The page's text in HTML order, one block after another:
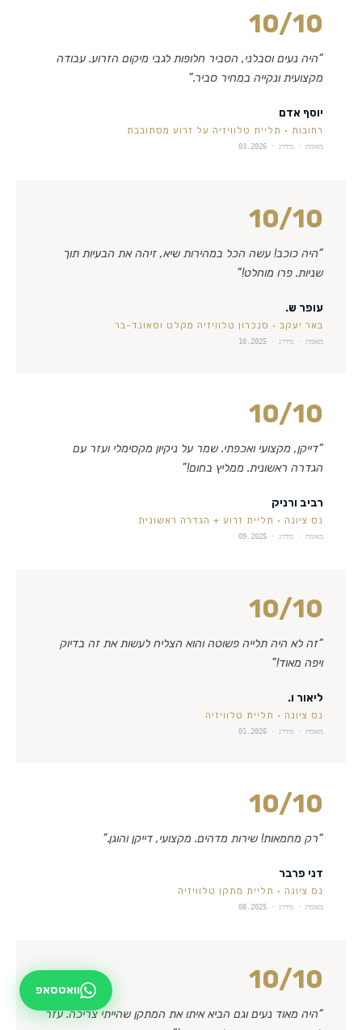
10/10
“היה נעים וסבלני, הסביר חלופות לגבי מיקום הזרוע. עבודה
מקצועית ונקייה במחיר סביר.”
יוסף אדם
רחובות · תליית טלוויזיה על זרוע מסתובבת
מאומת · מידרג · 03.2026
10/10
“היה כוכב! עשה הכל במהירות שיא, זיהה את הבעיות תוך
שניות. פרו מוחלט!”
עופר ש.
באר יעקב · סנכרון טלוויזיה מקלט וסאונד-בר
מאומת · מידרג · 10.2025
10/10
“דייקן, מקצועי ואכפתי. שמר על ניקיון מקסימלי ועזר עם
הגדרה ראשונית. ממליץ בחום!”
רביב ורניק
נס ציונה · תליית זרוע + הגדרה ראשונית
מאומת · מידרג · 09.2025
10/10
“זה לא היה תלייה פשוטה והוא הצליח לעשות את זה בדיוק
ויפה מאוד!”
ליאור ו.
נס ציונה · תליית טלוויזיה
מאומת · מידרג · 01.2026
10/10
“רק מחמאות! שירות מדהים. מקצועי, דייקן והוגן.”
דני פרבר
נס ציונה · תליית מתקן טלוויזיה
מאומת · מידרג · 08.2025
10/10
“היה מאוד נעים וגם הביא איתו את המתקן שהייתי צריכה. עזר
וואטסאפ